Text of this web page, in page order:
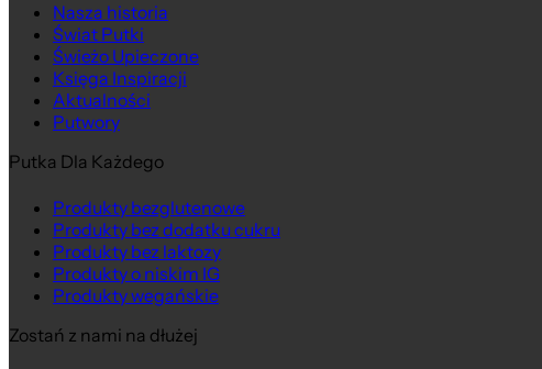
Nasza historia
Świat Putki
Świeżo Upieczone
Księga Inspiracji
Aktualności
Putwory
Putka Dla Każdego
Produkty bezglutenowe
Produkty bez dodatku cukru
Produkty bez laktozy
Produkty o niskim IG
Produkty wegańskie
Zostań z nami na dłużej